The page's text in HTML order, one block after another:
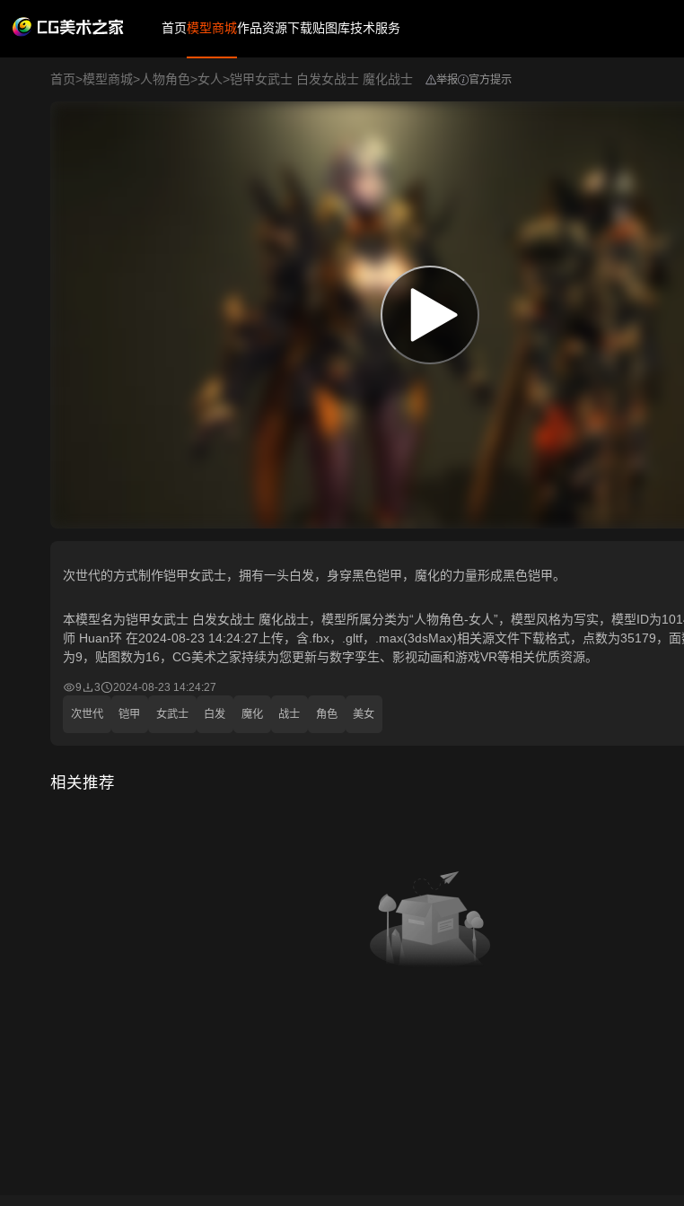
首页模型商城作品资源下载贴图库技术服务
首页>模型商城>人物角色>女人>铠甲女武士 白发女战士 魔化战士 举报 官方提示
次世代的方式制作铠甲女武士，拥有一头白发，身穿黑色铠甲，魔化的力量形成黑色铠甲。
本模型名为铠甲女武士 白发女战士 魔化战士，模型所属分类为“人物角色-女人”，模型风格为写实，模型ID为
师 Huan环 在2024-08-23 14:24:27上传，含.fbx，.gltf，.max(3dsMax)相关源文件下载格式，点数为35179，
为9，贴图数为16，CG美术之家持续为您更新与数字孪生、影视动画和游戏VR等相关优质资源。
9 3 2024-08-23 14:24:27
次世代 铠甲 女武士 白发 魔化 战士 角色 美女
相关推荐